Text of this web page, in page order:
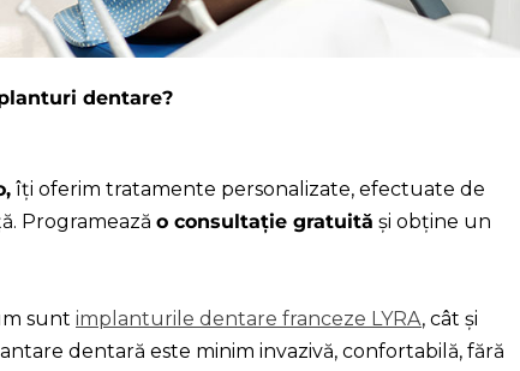
dentare?
îți oferim tratamente personalizate, efectuate de
Programează o consultație gratuită și obține un
sunt implanturile dentare franceze LYRA, cât și
dentară este minim invazivă, confortabilă, fără